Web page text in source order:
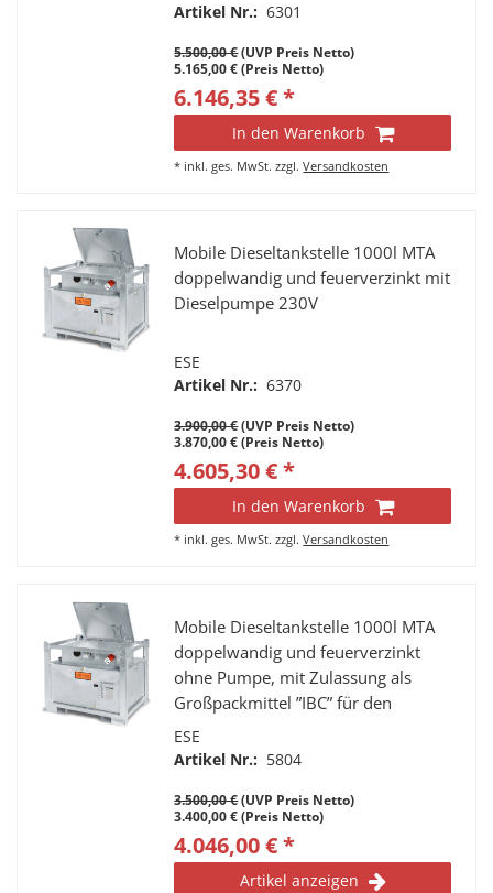
Artikel Nr.: 6301
5.500,00 €(UVP Preis Netto)
5.165,00 € (Preis Netto)
6.146,35 € *
In den Warenkorb
* inkl. ges. MwSt. zzgl.Versandkosten
Mobile Dieseltankstelle 1000l MTA
doppelwandig und feuerverzinkt mit
Dieselpumpe 230V
ESE
Artikel Nr.: 6370
3.900,00 €(UVP Preis Netto)
3.870,00 € (Preis Netto)
4.605,30 € *
In den Warenkorb
* inkl. ges. MwSt. zzgl.Versandkosten
Mobile Dieseltankstelle 1000l MTA
doppelwandig und feuerverzinkt
ohne Pumpe, mit Zulassung als
Großpackmittel ”IBC” für den
Transport von Diesel-Kraftstoff nach
ADR / RID
ESE
Artikel Nr.: 5804
3.500,00 €(UVP Preis Netto)
3.400,00 € (Preis Netto)
4.046,00 € *
Artikel anzeigen